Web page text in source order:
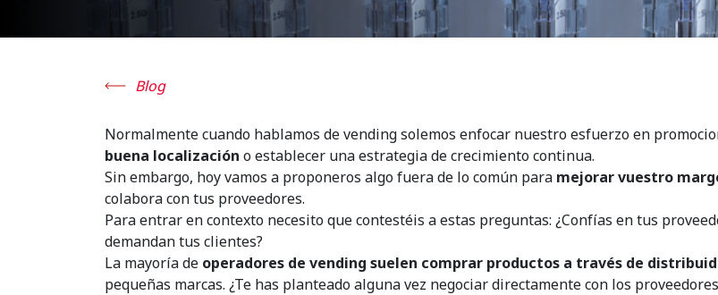
Blog
Normalmente cuando hablamos de vending solemos enfocar nuestro esfuerzo en
buena localización o establecer una estrategia de crecimiento continua.
Sin embargo, hoy vamos a proponeros algo fuera de lo común para mejorar vuestro
colabora con tus proveedores.
Para entrar en contexto necesito que contestéis a estas preguntas: ¿Confías en tus
demandan tus clientes?
La mayoría de operadores de vending suelen comprar productos a través de
pequeñas marcas. ¿Te has planteado alguna vez negociar directamente con los